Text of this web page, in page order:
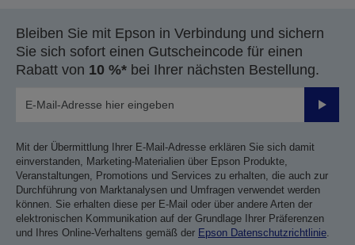
Bleiben Sie mit Epson in Verbindung und sichern
Sie sich sofort einen Gutscheincode für einen
Rabatt von 10 %* bei Ihrer nächsten Bestellung.
Mit der Übermittlung Ihrer E-Mail-Adresse erklären Sie sich damit
einverstanden, Marketing-Materialien über Epson Produkte,
Veranstaltungen, Promotions und Services zu erhalten, die auch zur
Durchführung von Marktanalysen und Umfragen verwendet werden
können. Sie erhalten diese per E-Mail oder über andere Arten der
elektronischen Kommunikation auf der Grundlage Ihrer Präferenzen
und Ihres Online-Verhaltens gemäß der Epson Datenschutzrichtlinie.